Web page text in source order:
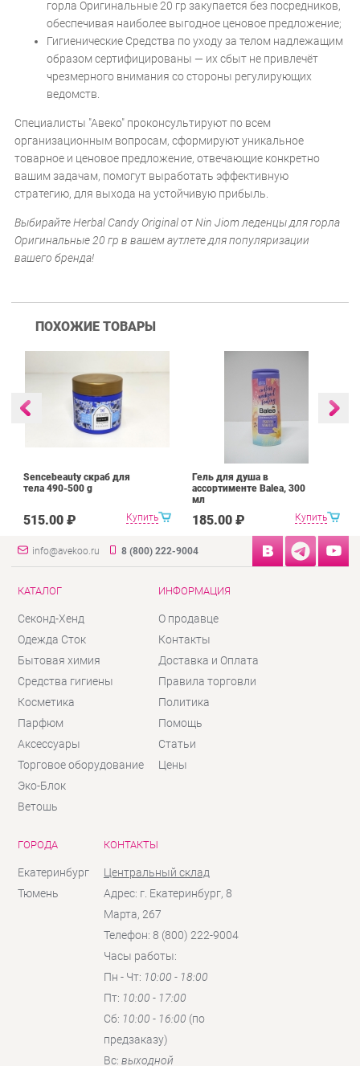
горла Оригинальные 20 гр закупается без посредников,
обеспечивая наиболее выгодное ценовое предложение;
Гигиенические Средства по уходу за телом надлежащим
образом сертифицированы — их сбыт не привлечёт
чрезмерного внимания со стороны регулирующих
ведомств.
Специалисты "Авеко" проконсультируют по всем
организационным вопросам, сформируют уникальное
товарное и ценовое предложение, отвечающие конкретно
вашим задачам, помогут выработать эффективную
стратегию, для выхода на устойчивую прибыль.
Выбирайте Herbal Candy Original от Nin Jiom леденцы для горла
Оригинальные 20 гр в вашем аутлете для популяризации
вашего бренда!
ПОХОЖИЕ ТОВАРЫ
Купить
Sencebeauty скраб для
тела 490-500 g
515.00 ₽ Купить
Гель для душа в
ассортименте Balea, 300
мл
185.00 ₽
info@avekoo.ru 8 (800) 222-9004
КАТАЛОГ
Секонд-Хенд
Одежда Сток
Бытовая химия
Средства гигиены
Косметика
Парфюм
Аксессуары
Торговое оборудование
Эко-Блок
Ветошь
ИНФОРМАЦИЯ
О продавце
Контакты
Доставка и Оплата
Правила торговли
Политика
Помощь
Статьи
Цены
ГОРОДА
Екатеринбург
Тюмень
КОНТАКТЫ
Центральный склад
Адрес: г. Екатеринбург, 8
Марта, 267
Телефон: 8 (800) 222-9004
Часы работы:
Пн - Чт: 10:00 - 18:00
Пт: 10:00 - 17:00
Сб: 10:00 - 16:00 (по
предзаказу)
Вc: выходной